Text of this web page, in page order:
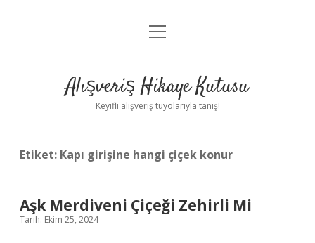
Anasayfa
Yasal Uyarı
menüyü
Alışveriş Hikaye Kutusu
Keyifli alışveriş tüyolarıyla tanış!
Etiket: Kapı girişine hangi çiçek konur
Aşk Merdiveni Çiçeği Zehirli Mi
Tarih: Ekim 25, 2024